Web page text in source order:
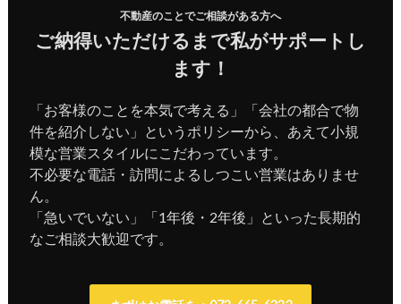
不動産のことでご相談がある方へ
ご納得いただけるまで私がサポートし
ます！
「お客様のことを本気で考える」「会社の都合で物
件を紹介しない」というポリシーから、あえて小規
模な営業スタイルにこだわっています。
不必要な電話・訪問によるしつこい営業はありませ
ん。
「急いでいない」「1年後・2年後」といった長期的
なご相談大歓迎です。